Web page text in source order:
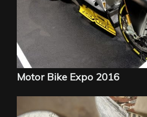
Motor Bike Expo 2016